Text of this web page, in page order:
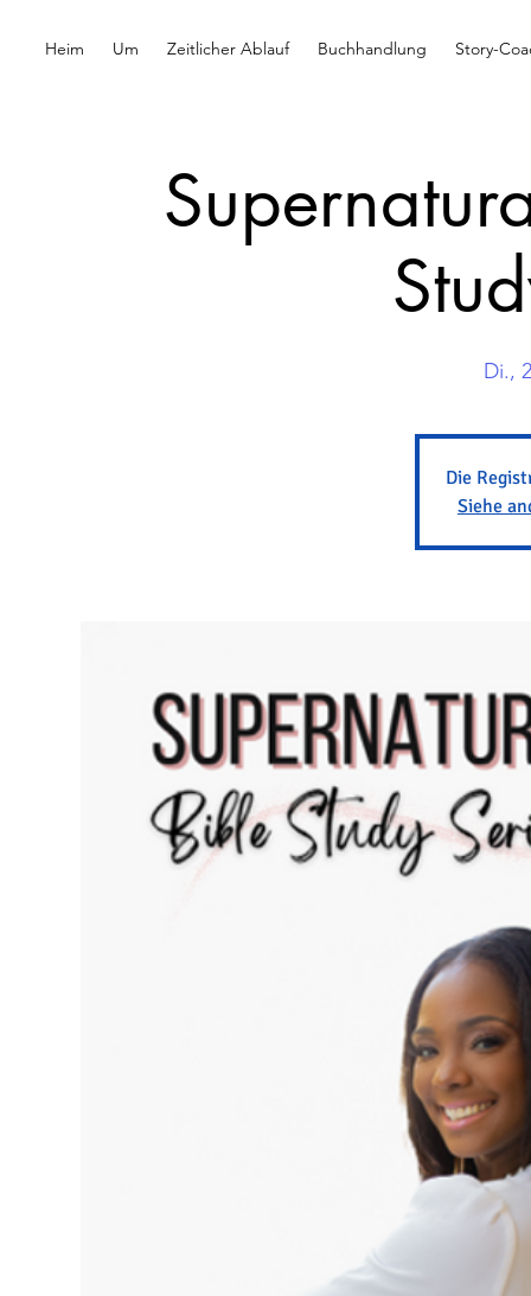
Heim Um Zeitlicher Ablauf Buchhandlung Story-
Di.,
Die
Siehe